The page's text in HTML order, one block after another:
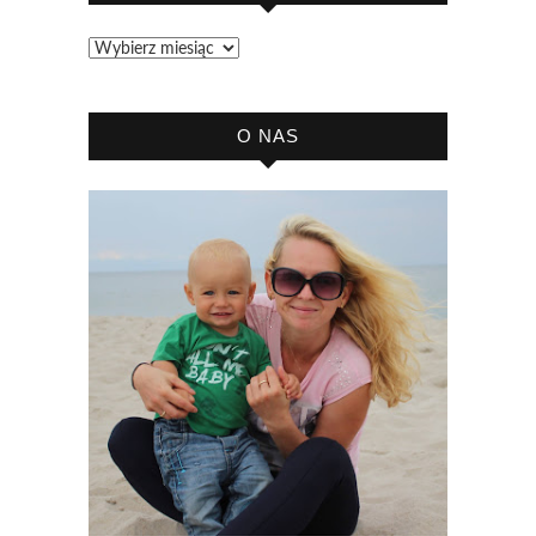
Archiwum
O NAS